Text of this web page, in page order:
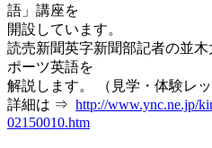
語」講座を
開設しています。
読売新聞英字新聞部記者の並
ポーツ英語を
解説します。 （見学・体験レッ
詳細は ⇒ http://www.ync.ne.jp/
02150010.htm